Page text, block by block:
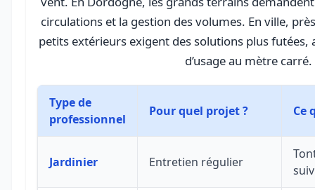
circulations et la gestion des volumes. En ville,
petits extérieurs exigent des solutions plus futées,
d’usage au mètre carré.
Type de
professionnel
Pour quel projet ? Ce
Jardinier Entretien régulier